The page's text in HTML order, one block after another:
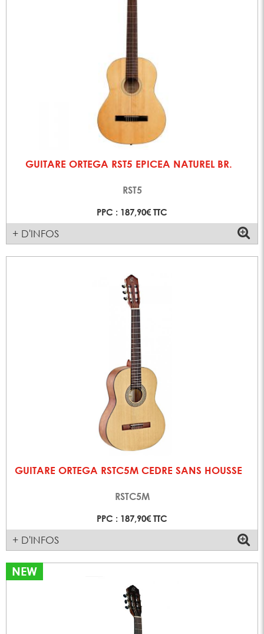
GUITARE ORTEGA RST5 EPICEA NATUREL BR.
RST5
PPC : 187,90€ TTC
+ D'INFOS
GUITARE ORTEGA RSTC5M CEDRE SANS HOUSSE
RSTC5M
PPC : 187,90€ TTC
+ D'INFOS
NEW